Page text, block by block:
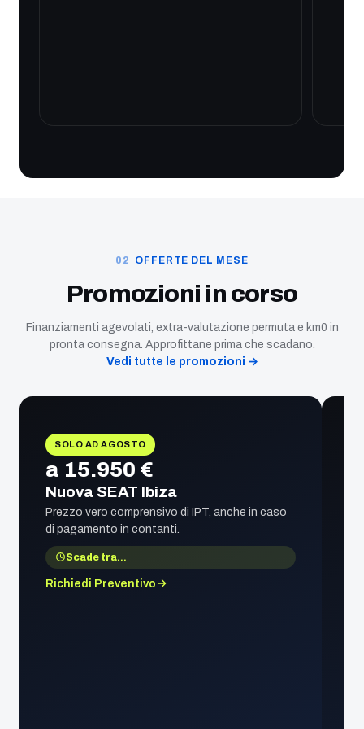
OFFERTE DEL MESE
Promozioni in corso
Finanziamenti agevolati, extra-valutazione permuta e km0 in
pronta consegna. Approfittane prima che scadano.
Vedi tutte le promozioni →
SOLO AD AGOSTO
a 15.950 €
Nuova SEAT Ibiza
Prezzo vero comprensivo di IPT, anche in caso
di pagamento in contanti.
Scade tra…
Richiedi Preventivo